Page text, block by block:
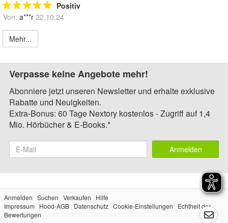
Positiv
Von: a***r 22.10.24
Mehr...
Verpasse keine Angebote mehr!
Abonniere jetzt unseren Newsletter und erhalte exklusive
Rabatte und Neuigkeiten.
Extra-Bonus: 60 Tage Nextory kostenlos - Zugriff auf 1,4
Mio. Hörbücher & E-Books.*
Anmelden
Anmelden Suchen Verkaufen
Hilfe
Impressum
Hood-AGB Datenschutz Cookie-Einstellungen
Echtheit der
Bewertungen